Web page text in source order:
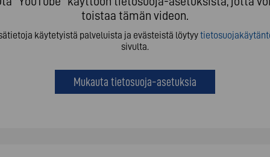
toistaa tämän videon.
käytetyistä palveluista ja evästeistä löytyy
sivulta.
Mukauta tietosuoja-asetuksia